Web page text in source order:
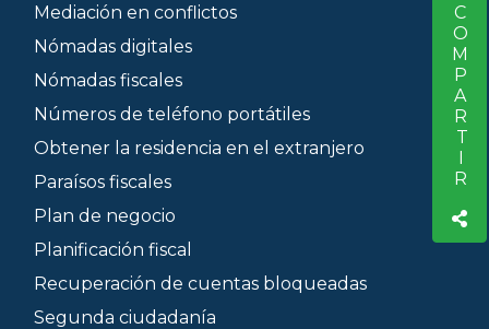
COMPARTIR
Mediación en conflictos
Nómadas digitales
Nómadas fiscales
Números de teléfono portátiles
Obtener la residencia en el extranjero
Paraísos fiscales
Plan de negocio
Planificación fiscal
Recuperación de cuentas bloqueadas
Segunda ciudadanía